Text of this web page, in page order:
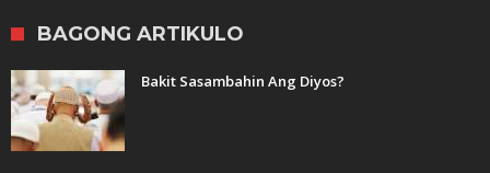
BAGONG ARTIKULO
Bakit Sasambahin Ang Diyos?